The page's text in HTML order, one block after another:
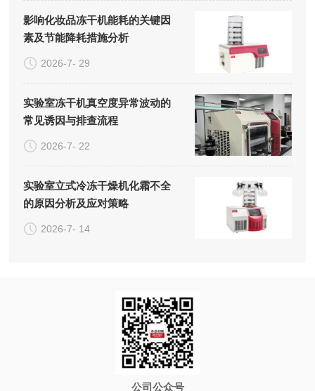
影响化妆品冻干机能耗的关键因
素及节能降耗措施分析
2026-7- 29
实验室冻干机真空度异常波动的
常见诱因与排查流程
2026-7- 22
实验室立式冷冻干燥机化霜不全
的原因分析及应对策略
2026-7- 14
公司公众号